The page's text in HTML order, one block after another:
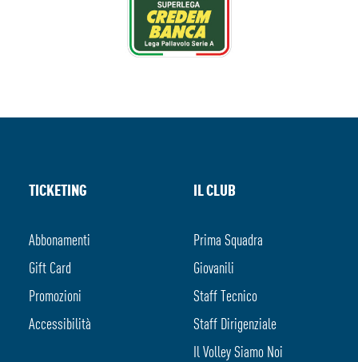
TICKETING
Abbonamenti
Gift Card
Promozioni
Accessibilità
IL CLUB
Prima Squadra
Giovanili
Staff Tecnico
Staff Dirigenziale
Il Volley Siamo Noi